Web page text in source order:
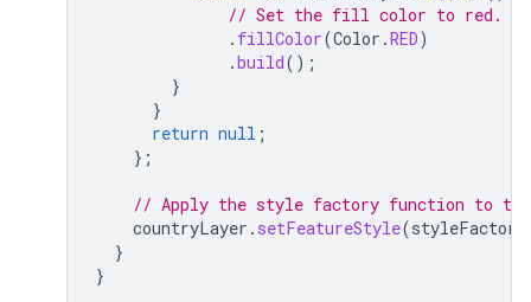
// Set the fill color to red.
. fillColor(Color .RED)
.build();
}
}
return null ;
};
// Apply the style factory function to
countryLayer . setFeatureStyle(styleFactory
}
}